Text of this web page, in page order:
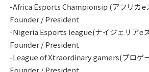
-Africa Esports Championsip (アフリカe
Founder / President
-Nigeria Esports league(ナイジェリアe
Founder / President
-League of Xtraordinary gamers(プロゲ